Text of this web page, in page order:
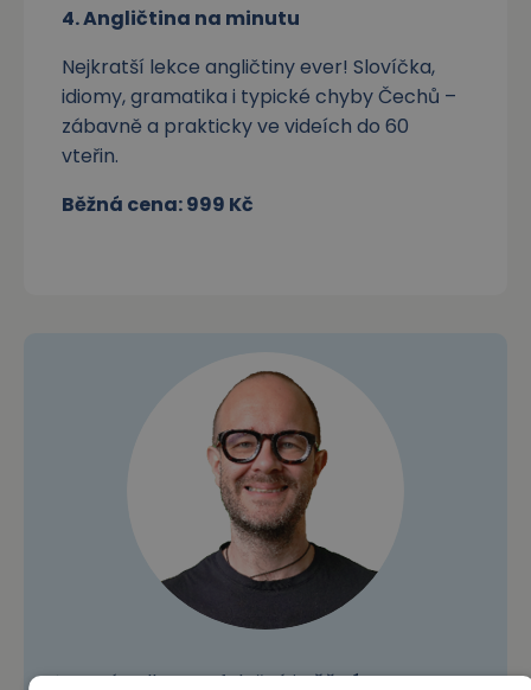
4. Angličtina na minutu
Nejkratší lekce angličtiny ever! Slovíčka,
idiomy, gramatika i typické chyby Čechů –
zábavně a prakticky ve videích do 60
vteřin.
Běžná cena: 999 Kč
✅ Jasná volba pro falešné ivěčné